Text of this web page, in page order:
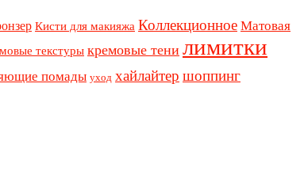
Кисти для макияжа Коллекционное Матовая
текстуры кремовые тени лимитки
помады уход хайлайтер шоппинг